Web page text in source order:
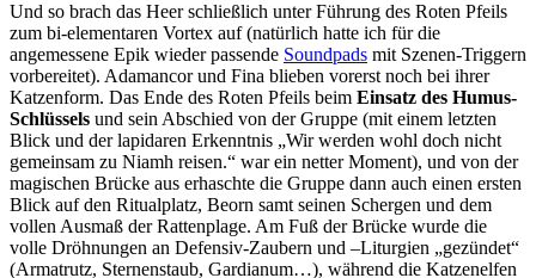
Und so brach das Heer schließlich unter Führung des Roten Pfeils
zum bi-elementaren Vortex auf (natürlich hatte ich für die
angemessene Epik wieder passende Soundpads mit Szenen-Triggern
vorbereitet). Adamancor und Fina blieben vorerst noch bei ihrer
Katzenform. Das Ende des Roten Pfeils beim Einsatz des Humus-
Schlüssels und sein Abschied von der Gruppe (mit einem letzten
Blick und der lapidaren Erkenntnis „Wir werden wohl doch nicht
gemeinsam zu Niamh reisen.“ war ein netter Moment), und von der
magischen Brücke aus erhaschte die Gruppe dann auch einen ersten
Blick auf den Ritualplatz, Beorn samt seinen Schergen und dem
vollen Ausmaß der Rattenplage. Am Fuß der Brücke wurde die
volle Dröhnungen an Defensiv-Zaubern und –Liturgien „gezündet“
(Armatrutz, Sternenstaub, Gardianum…), während die Katzenelfen